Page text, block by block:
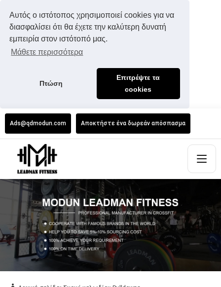
Αυτός ο ιστότοπος χρησιμοποιεί cookies για να
διασφαλίσει ότι θα έχετε την καλύτερη δυνατή
εμπειρία στον ιστότοπό μας.
Μάθετε περισσότερα
Πτώση
Επιτρέψτε τα
cookies
Ads@qdmodun.com Αποκτήστε ένα δωρεάν απόσπασμα